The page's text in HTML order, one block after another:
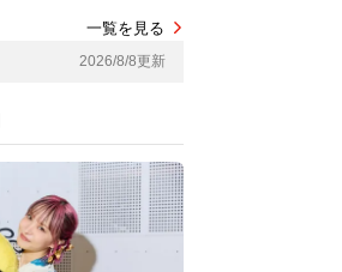
一覧を見る
2026/8/8更新